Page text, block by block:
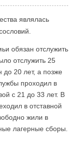
являлась
обязан отслужить
отслужить 25
до 20 лет, а позже
проходил в
с 21 до 33 лет. В
в отставной
жили в
лагерные сборы.